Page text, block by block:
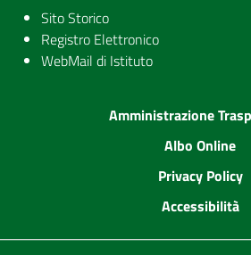
Sito Storico
Registro Elettronico
WebMail di Istituto
Amministrazione
Albo Online
Privacy Policy
Accessibilità